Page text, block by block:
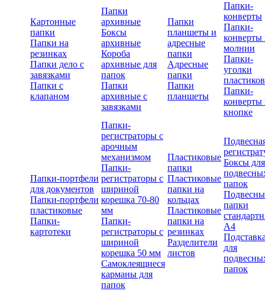
Картонные
папки
Папки на
резинках
Папки дело с
завязками
Папки с
клапаном
Папки
архивные
Боксы
архивные
Короба
архивные для
папок
Папки
архивные с
завязками
Папки
планшеты и
адресные
папки
Адресные
папки
Папки
планшеты
Папки-
конверты
Папки-
конверты
молнии
Папки-
уголки
Папки-
конверты
кнопке
Папки-портфели
для документов
Папки-портфели
пластиковые
Папки-
картотеки
Папки-
регистраторы с
арочным
механизмом
Папки-
регистраторы с
шириной
корешка 70-80
мм
Папки-
регистраторы с
шириной
корешка 50 мм
Самоклеящиеся
карманы для
папок
Пластиковые
папки
Пластиковые
папки на
кольцах
Пластиковые
папки на
резинках
Разделители
листов
Боксы для
папок
папки
А4
для
папок